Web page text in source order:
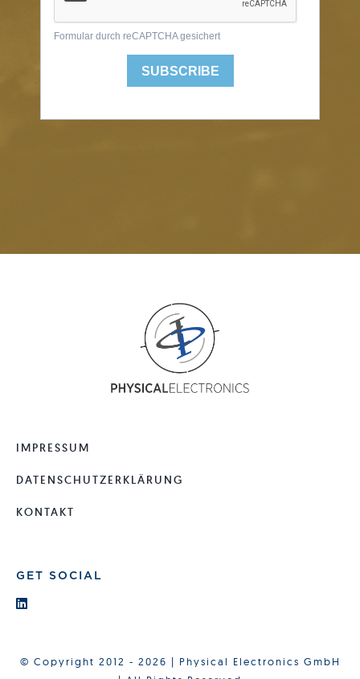
IMPRESSUM
DATENSCHUTZERKLÄRUNG
KONTAKT
GET SOCIAL
© Copyright 2012 - 2026 | Physical Electronics GmbH